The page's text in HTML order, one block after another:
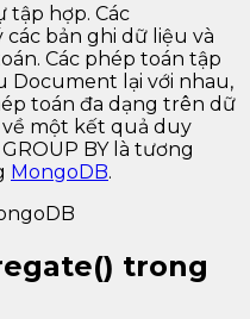
tập hợp. Các
bản ghi dữ liệu và
Các phép toán tập
Document lại với nhau,
toán đa dạng trên dữ
một kết quả duy
BY là tương
MongoDB.
trong